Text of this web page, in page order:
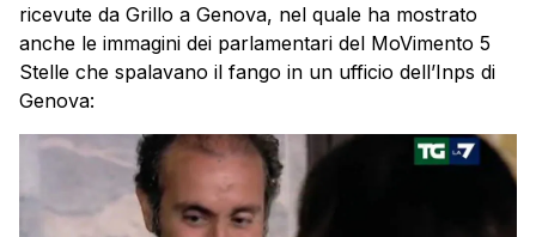
ricevute da Grillo a Genova, nel quale ha mostrato
anche le immagini dei parlamentari del MoVimento 5
Stelle che spalavano il fango in un ufficio dell’Inps di
Genova: